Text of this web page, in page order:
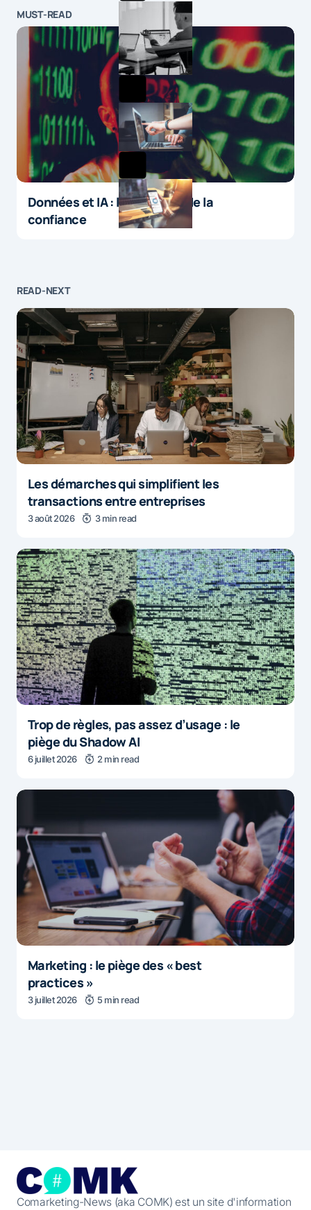
MUST-READ
Données et IA : le paradoxe de la
confiance
READ-NEXT
Les démarches qui simplifient les
transactions entre entreprises
3 août 2026 3 min read
Trop de règles, pas assez d’usage : le
piège du Shadow AI
6 juillet 2026 2 min read
Marketing : le piège des « best
practices »
3 juillet 2026 5 min read
Comarketing-News (aka COMK) est un site d'information